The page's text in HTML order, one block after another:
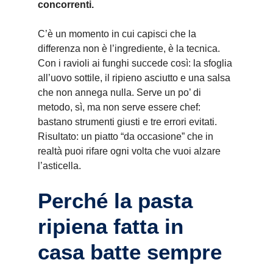
concorrenti.
C’è un momento in cui capisci che la
differenza non è l’ingrediente, è la tecnica.
Con i ravioli ai funghi succede così: la sfoglia
all’uovo sottile, il ripieno asciutto e una salsa
che non annega nulla. Serve un po’ di
metodo, sì, ma non serve essere chef:
bastano strumenti giusti e tre errori evitati.
Risultato: un piatto “da occasione” che in
realtà puoi rifare ogni volta che vuoi alzare
l’asticella.
Perché la pasta
ripiena fatta in
casa batte sempre